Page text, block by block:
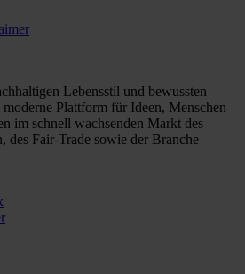
Lebensstil und bewussten
Plattform für Ideen, Menschen
im schnell wachsenden Markt des
des Fair-Trade sowie der Branche